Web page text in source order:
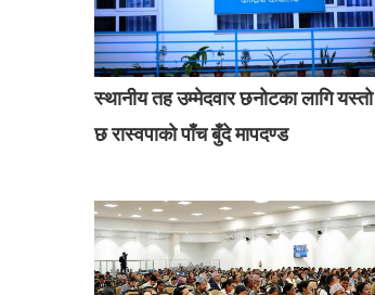
स्थानीय तह उम्मेदवार छनोटका लागि यस्तो
छ रास्वपाको पाँच बुँदे मापदण्ड